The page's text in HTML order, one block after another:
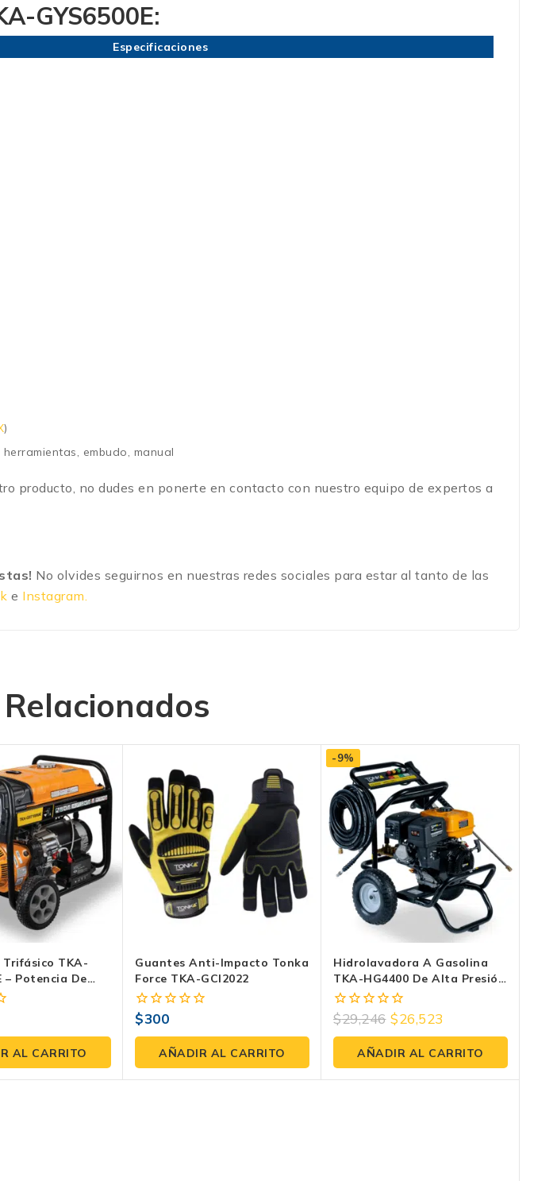
GYS6500E:
Especificaciones
)
embudo, manual
producto, no dudes en ponerte en contacto con nuestro equipo de expertos a
No olvides seguirnos en nuestras redes sociales para estar al tanto de las
e Instagram.
Trifásico TKA-
– Potencia De
De 16HP
AL CARRITO
Guantes Anti-Impacto Tonka
Force TKA-GCI2022
0
fuera
5
$300
AÑADIR AL CARRITO
-9%
Hidrolavadora A Gasolina
TKA-HG4400 De Alta Presión
16HP 4200 PSI
0
fuera
5
$29,246 $26,523
AÑADIR AL CARRITO